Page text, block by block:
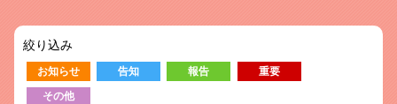
絞り込み
お知らせ 告知 報告 重要
その他
パスワードは半角数字、英小文字、英大文字
すべてを含む6文字以上